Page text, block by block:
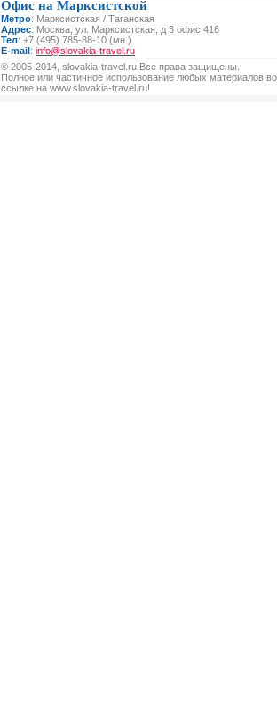
Офис на Марксистской
Метро: Марксистская / Таганская
Адрес: Москва, ул. Марксистская, д 3 офис 416
Тел: +7 (495) 785-88-10 (мн.)
E-mail: info@slovakia-travel.ru
© 2005-2014, slovakia-travel.ru Все права защищены.
Полное или частичное использование любых материалов
ссылке на www.slovakia-travel.ru!